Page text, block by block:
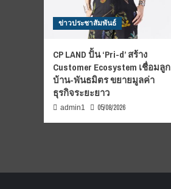
ข่าวประชาสัมพันธ์
CP LAND ปั้น ‘Pri-d’ สร้าง
Customer Ecosystem เชื่อมลูก
บ้าน-พันธมิตร ขยายมูลค่า
ธุรกิจระยะยาว
admin1 05/08/2026